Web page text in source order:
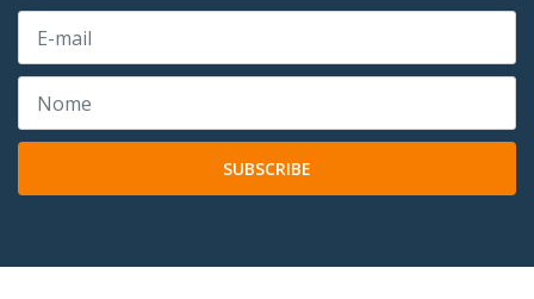
SUBSCRIBE